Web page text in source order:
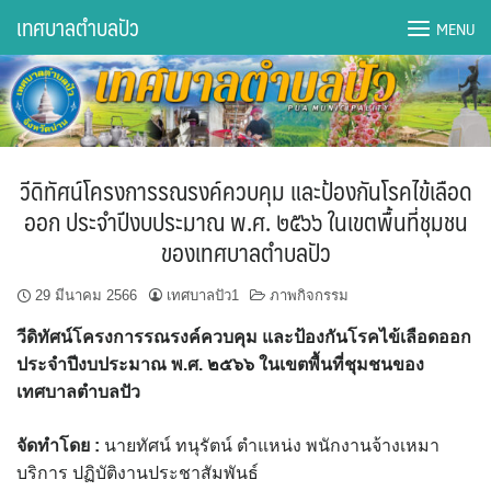
content
DWQA Ask Question
DWQA Questions
กองการศึกษา
กองช่าง
กองยุทธศาสตร์และงบประมาณ
กองสาธารณสุขฯ
การเปิดเผยข้อมูลข่าวสารปี 2566 integrity transparency
เทศบาลตำบลปัว MENU
วีดิทัศน์โครงการรณรงค์ควบคุม และป้องกันโรคไข้เลือด
ออก ประจำปีงบประมาณ พ.ศ. ๒๕๖๖ ในเขตพื้นที่ชุมชน
ของเทศบาลตำบลปัว
29 มีนาคม 2566 เทศบาลปัว1 ภาพกิจกรรม
วีดิทัศน์โครงการรณรงค์ควบคุม และป้องกันโรคไข้เลือดออก
ประจำปีงบประมาณ พ.ศ. ๒๕๖๖ ในเขตพื้นที่ชุมชนของ
เทศบาลตำบลปัว
จัดทำโดย : นายทัศน์ ทนุรัตน์ ตำแหน่ง พนักงานจ้างเหมา
บริการ ปฏิบัติงานประชาสัมพันธ์